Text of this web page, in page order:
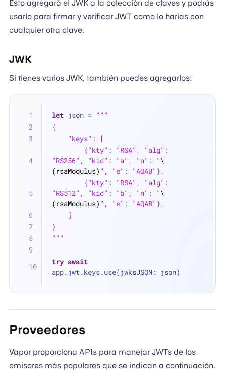
Esto agregará el JWK a la colección de claves y podrás
usarlo para firmar y verificar JWT como lo harías con
cualquier otra clave.
JWK
Si tienes varios JWK, también puedes agregarlos:
let json = """
{
    "keys": [
"RS256", "kid": "a", "n": "\
(rsaModulus) ", "e": "AQAB"},
"RS512", "kid": "b", "n": "\
(rsaModulus) ", "e": "AQAB"},
    ]
}
"""
try await
app.jwt.keys.use(jwksJSON: json)
Proveedores
Vapor proporciona APIs para manejar JWTs de los
emisores más populares que se indican a continuación.